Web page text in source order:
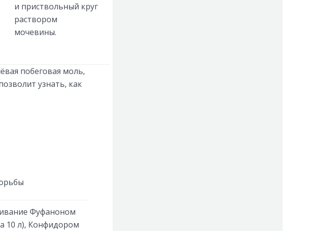
и приствольный круг
раствором
мочевины.
побеговая моль,
узнать, как
Фуфаноном
10 л), Конфидором